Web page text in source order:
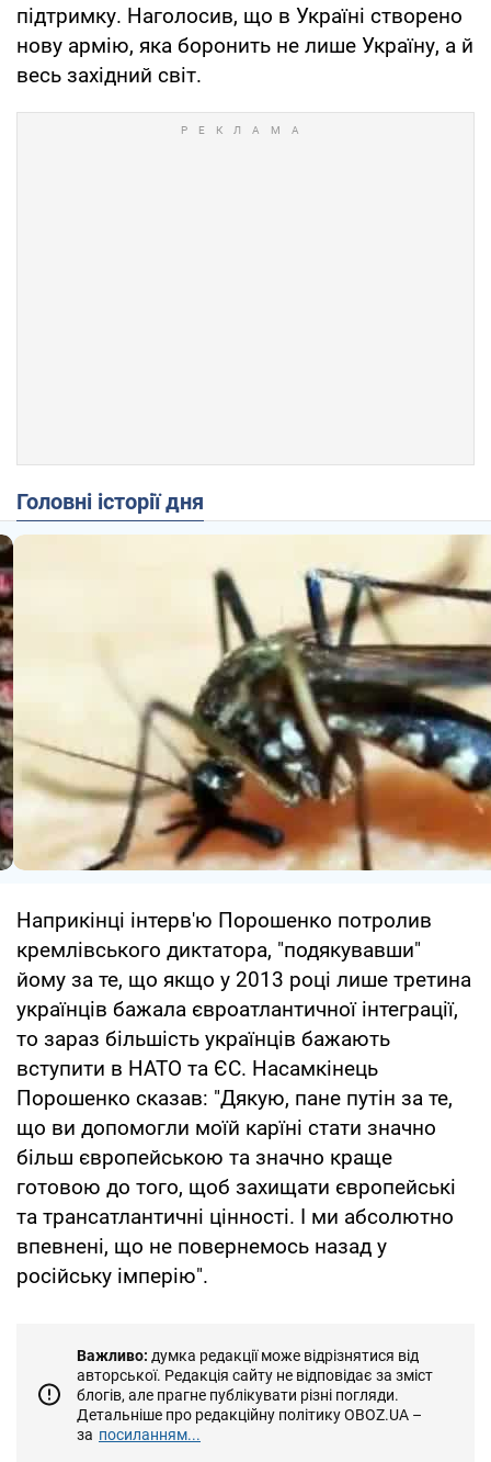
підтримку. Наголосив, що в Україні створено
нову армію, яка боронить не лише Україну, а й
весь західний світ.
Головні історії дня
Наприкінці інтерв'ю Порошенко потролив
кремлівського диктатора, "подякувавши"
йому за те, що якщо у 2013 році лише третина
українців бажала євроатлантичної інтеграції,
то зараз більшість українців бажають
вступити в НАТО та ЄС. Насамкінець
Порошенко сказав: "Дякую, пане путін за те,
що ви допомогли моїй карїні стати значно
більш європейською та значно краще
готовою до того, щоб захищати європейські
та трансатлантичні цінності. І ми абсолютно
впевнені, що не повернемось назад у
російську імперію".
Важливо: думка редакції може відрізнятися від
авторської. Редакція сайту не відповідає за зміст
блогів, але прагне публікувати різні погляди.
Детальніше про редакційну політику OBOZ.UA –
за посиланням...